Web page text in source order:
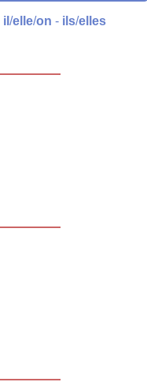
il /elle/on - ils/elles